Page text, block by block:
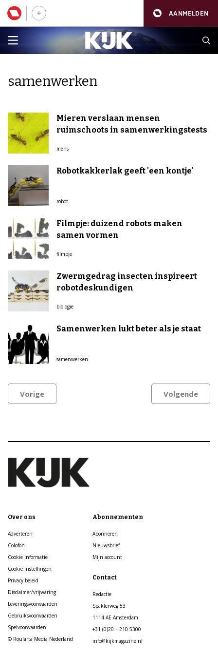
AANMELDEN
samenwerken
Mieren verslaan mensen
ruimschoots in samenwerkingstests
mens
Robotkakkerlak geeft 'een kontje'
robot
Filmpje: duizend robots maken
samen vormen
filmpje
Zwermgedrag insecten inspireert
robotdeskundigen
biologie
Samenwerken lukt beter als je staat
samenwerken
Vorige Volgende
Over ons
Adverteren
Colofon
Cookie informatie
Cookie Instellingen
Privacy beleid
Disclaimer/vrijwaring
Leveringsvoorwaarden
Gebruiksvoorwaarden
Spelvoorwaarden
© Roularta Media Nederland
Abonnementen
Abonneren
Nieuwsbrief
Mijn account
Contact
Redactie
Spaklerweg 53
1114 AE Amsterdam
+31 (0)20 – 210 5300
info@kijkmagazine.nl